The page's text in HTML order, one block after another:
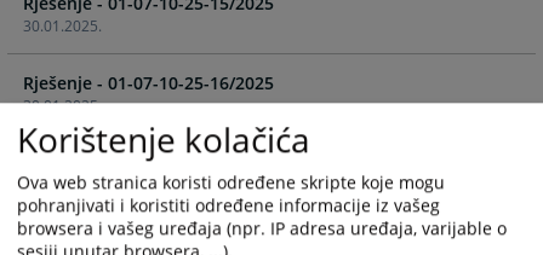
date.
Press
the
question
key
get
the
keyboard
date.
the
question
key
get
the
keyboard
30.01.2025.
30.01.2025.
Rješenje - 01-07-10-25-16/2025
27.01.2025.
Rješenje - 01-07-10-25-12/2025
Rješenje - 01-07-10-25-5/2025
Korištenje kolačića
Ova web stranica koristi određene skripte koje mogu
pohranjivati i koristiti određene informacije iz vašeg
browsera i vašeg uređaja (npr. IP adresa uređaja, varijable o